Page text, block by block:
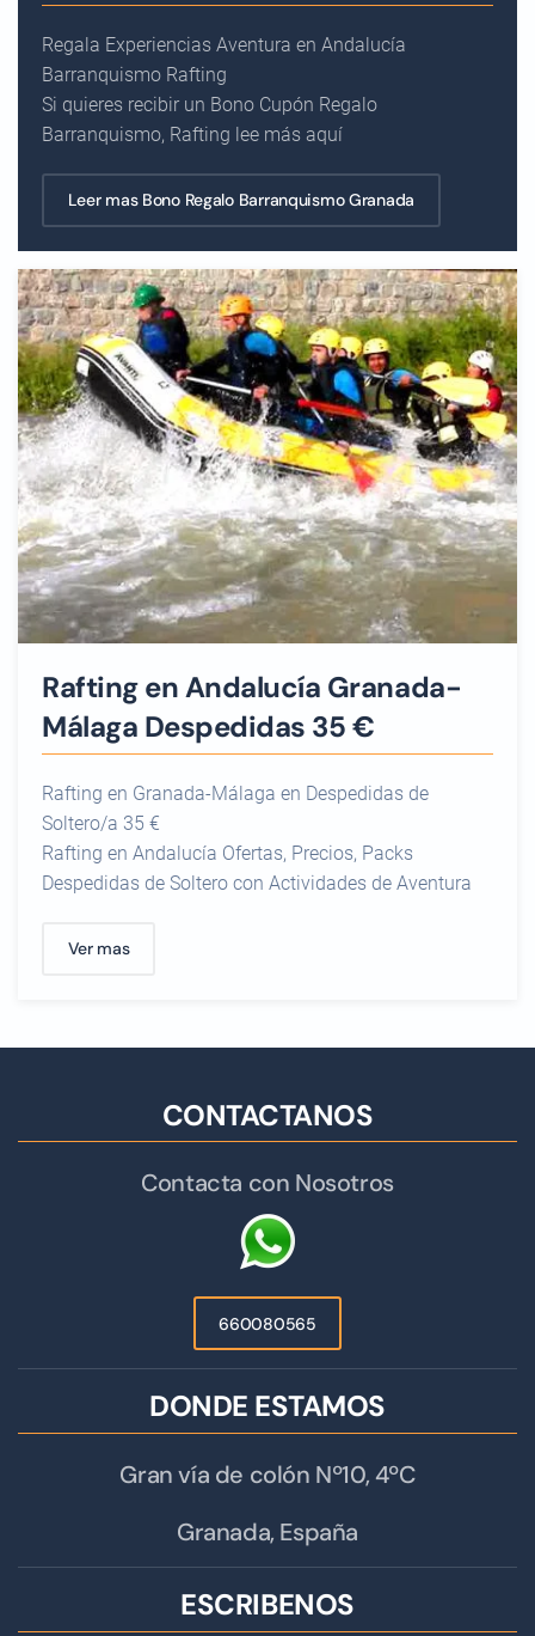
Regala Experiencias Aventura en Andalucía
Barranquismo Rafting
Si quieres recibir un Bono Cupón Regalo
Barranquismo, Rafting lee más aquí
Leer mas Bono Regalo Barranquismo Granada
Rafting en Andalucía Granada-
Málaga Despedidas 35 €
Rafting en Granada-Málaga en Despedidas de
Soltero/a 35 €
Rafting en Andalucía Ofertas, Precios, Packs
Despedidas de Soltero con Actividades de Aventura
Ver mas
CONTACTANOS
Contacta con Nosotros
660080565
DONDE ESTAMOS
Gran vía de colón Nº10, 4ºC
Granada, España
ESCRIBENOS